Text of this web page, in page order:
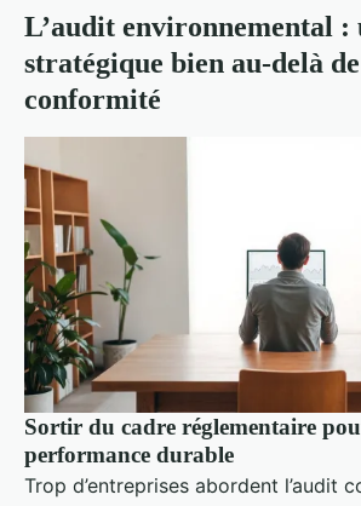
L’audit environnemental :
stratégique bien au-delà
conformité
Sortir du cadre réglementaire
performance durable
Trop d’entreprises abordent l’audit